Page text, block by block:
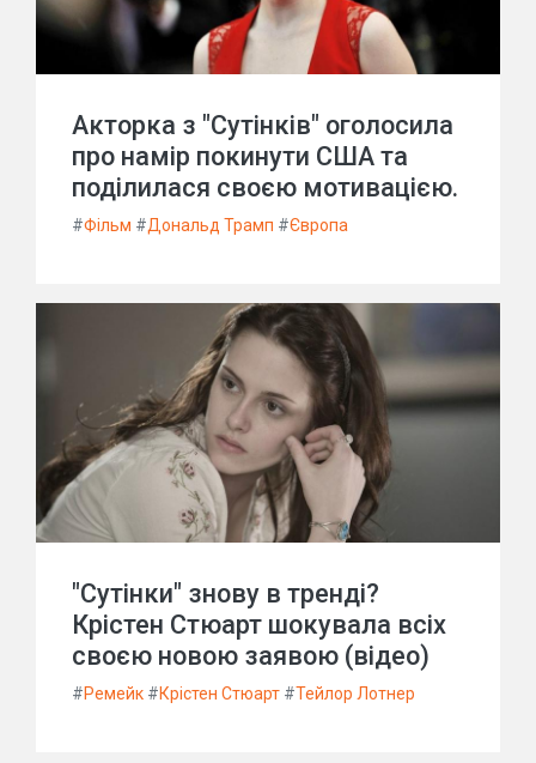
Акторка з "Сутінків" оголосила
про намір покинути США та
поділилася своєю мотивацією.
#Фільм #Дональд Трамп #Європа
"Сутінки" знову в тренді?
Крістен Стюарт шокувала всіх
своєю новою заявою (відео)
#Ремейк #Крістен Стюарт #Тейлор Лотнер